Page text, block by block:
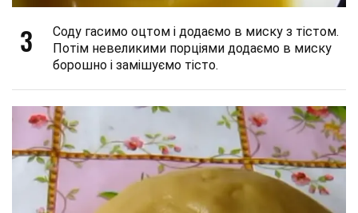
3
Соду гасимо оцтом і додаємо в миску з тістом.
Потім невеликими порціями додаємо в миску
борошно і замішуємо тісто.